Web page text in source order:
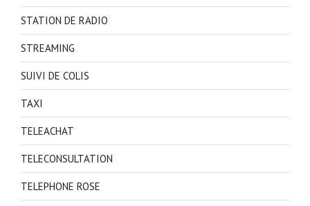
STATION DE RADIO
STREAMING
SUIVI DE COLIS
TAXI
TELEACHAT
TELECONSULTATION
TELEPHONE ROSE